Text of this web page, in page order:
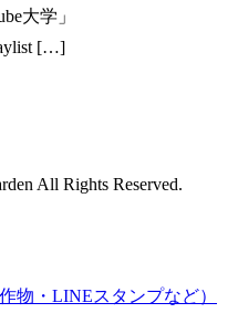
大学」
[…]
All Rights Reserved.
物・LINEスタンプなど）